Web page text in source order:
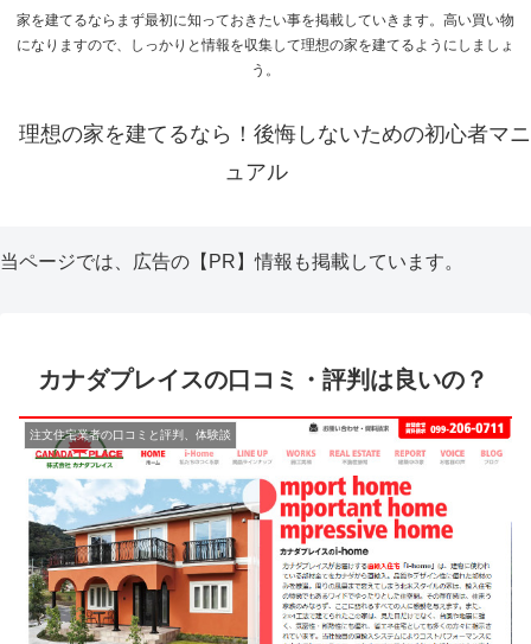
家を建てるならまず最初に知っておきたい事を掲載していきます。高い買い物
になりますので、しっかりと情報を収集して理想の家を建てるようにしましょ
う。
理想の家を建てるなら！後悔しないための初心者マニ
ュアル
当ページでは、広告の【PR】情報も掲載しています。
カナダプレイスの口コミ・評判は良いの？
注文住宅業者の口コミと評判、体験談